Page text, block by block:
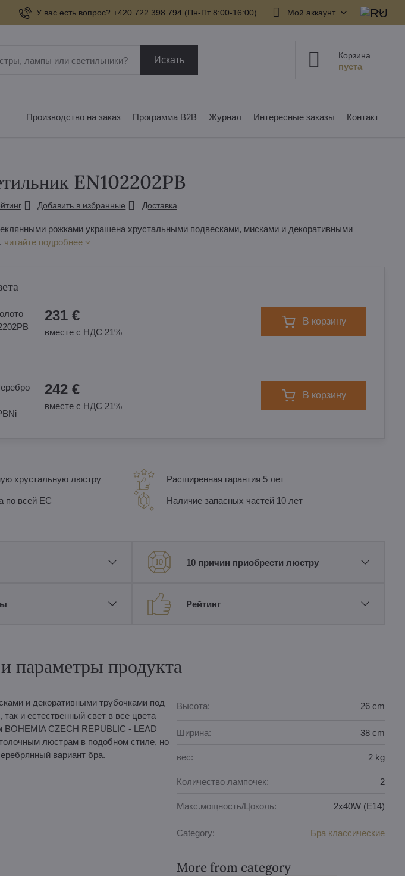
У вас есть вопрос? +420 722 398 794​ (Пн-Пт 8:00-16:00) Мой аккаунт
Искать Корзина
Производство на заказ Программа B2B Журнал Интересные заказы Контакт
EN102202PB
Добавить в избранные Доставка
рожками украшена хрустальными подвесками, мисками и декоративными
читайте подробнее
231 €
вместе с НДС 21%
в корзину
242 €
вместе с НДС 21%
в корзину
хрустальную люстру
по всей ЕС
Расширенная гарантия 5 лет
Наличие запасных частей 10 лет
10 причин приобрести люстру
Рейтинг
параметры продукта
и декоративными трубочками под
и естественный свет в все цвета
BOHEMIA CZECH REPUBLIC - LEAD
люстрам в подобном стиле, но
вариант бра.
Высота: 26 cm
Ширина: 38 cm
вес: 2 kg
Количество лампочек: 2
Макс.мощность/Цоколь: 2x40W (E14)
Category: Бра классические
More from category